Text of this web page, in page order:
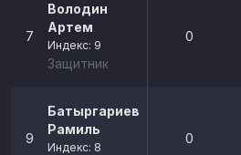
7
Володин
Артем
Индекс: 9
Защитник
0
9
Батыргариев
Рамиль
Индекс: 8
0